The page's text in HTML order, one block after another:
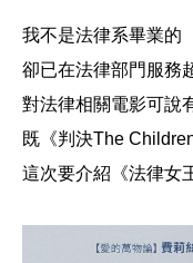
我不是法律系畢業的
卻已在法律部門服務
對法律相關電影可說
既《判決The Children
這次要介紹《法律女